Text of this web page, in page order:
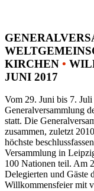
KIRCHEN •
JUNI 2017
Vom 29. Juni bis 7.
Generalversammlung
statt. Die
zusammen, zuletzt
höchste
Versammlung in
100 Nationen teil. Am
Delegierten und Gäste
Willkommensfeier mit